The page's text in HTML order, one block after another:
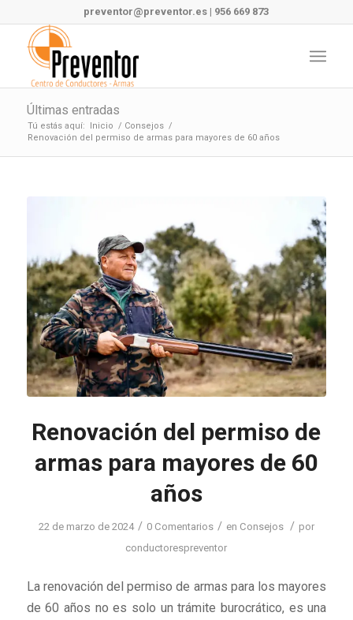
preventor@preventor.es | 956 669 873
Últimas entradas
Tú estás aquí: Inicio / Consejos /
Renovación del permiso de armas para mayores de 60 años
Renovación del permiso de
armas para mayores de 60
años
22 de marzo de 2024 / 0 Comentarios / en Consejos / por
conductorespreventor
La renovación del permiso de armas para los mayores
de 60 años no es solo un trámite burocrático, es una